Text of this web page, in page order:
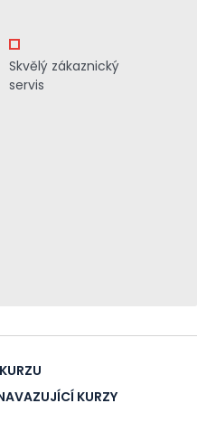
Skvělý zákaznický
servis
KURZY